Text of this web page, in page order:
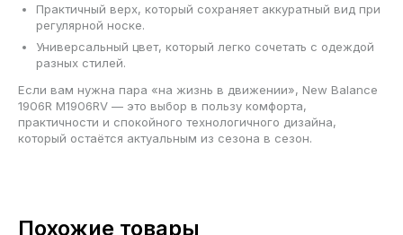
Практичный верх, который сохраняет аккуратный вид при
регулярной носке.
Универсальный цвет, который легко сочетать с одеждой
разных стилей.
Если вам нужна пара «на жизнь в движении», New Balance
1906R M1906RV — это выбор в пользу комфорта,
практичности и спокойного технологичного дизайна,
который остаётся актуальным из сезона в сезон.
Похожие товары